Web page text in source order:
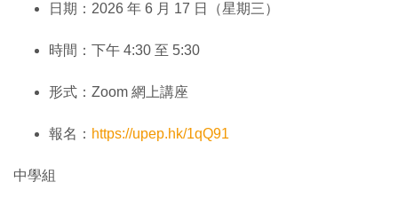
日期：2026 年 6 月 17 日（星期三）
時間：下午 4:30 至 5:30
形式：Zoom 網上講座
報名： https://upep.hk/1qQ91
中學組